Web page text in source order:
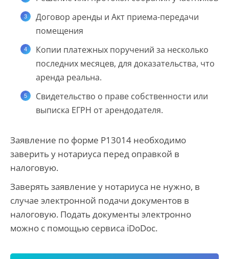
Договор аренды и Акт приема-передачи
помещения
Копии платежных поручений за несколько
последних месяцев, для доказательства, что
аренда реальна.
Свидетельство о праве собственности или
выписка ЕГРН от арендодателя.
Заявление по форме Р13014 необходимо
заверить у нотариуса перед оправкой в
налоговую.
Заверять заявление у нотариуса не нужно, в
случае электронной подачи документов в
налоговую. Подать документы электронно
можно с помощью сервиса iDoDoc.